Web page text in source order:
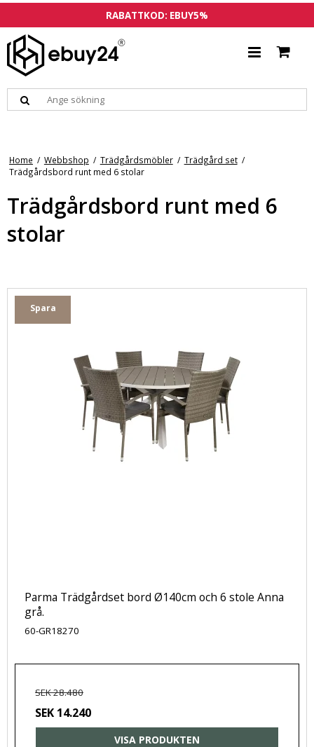
RABATTKOD: EBUY5%
Home / Webbshop / Trädgårdsmöbler / Trädgård set /
Trädgårdsbord runt med 6 stolar
Trädgårdsbord runt med 6
stolar
Spara
Parma Trädgårdset bord Ø140cm och 6 stole Anna
grå.
60-GR18270
SEK 28.480
SEK 14.240
VISA PRODUKTEN